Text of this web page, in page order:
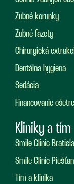
Zubné korunky
Zubné fazety
Chirurgická
Dentálna hygiena
Sedácia
Financovanie
Kliniky a tím
Smile Clinic
Smile Clinic
Tím a klinika